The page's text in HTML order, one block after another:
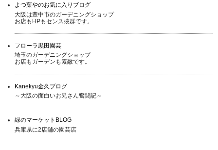
よつ葉やのお気に入りブログ
大阪は豊中市のガーデニングショップ
お店もHPもセンス抜群です。
フローラ黒田園芸
埼玉のガーデニングショップ
お店もガーデンも素敵です。
Kanekyu金久ブログ
～大阪の面白いお兄さん奮闘記～
緑のマーケットBLOG
兵庫県に2店舗の園芸店